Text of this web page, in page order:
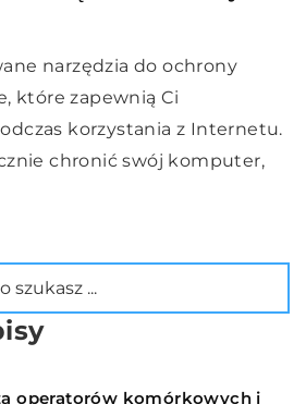
narzędzia do ochrony
które zapewnią Ci
korzystania z Internetu.
chronić swój komputer,
operatorów komórkowych i